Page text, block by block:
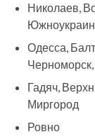
Николаев,
Одесса,
Гадяч,
Миргород
Ровно